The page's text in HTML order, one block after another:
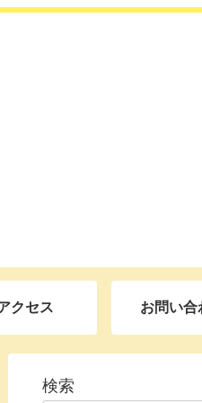
クセス お問い合
検索